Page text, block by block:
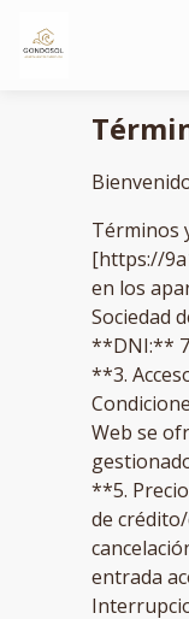
Términos
[https://
en los
Sociedad
**DNI:**
**3.
Web se
**5.
de
entrada